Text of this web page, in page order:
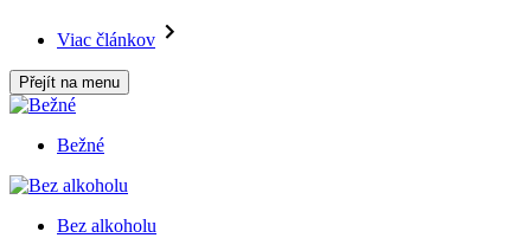
Viac článkov
Přejít na menu
Bežné
Bez alkoholu